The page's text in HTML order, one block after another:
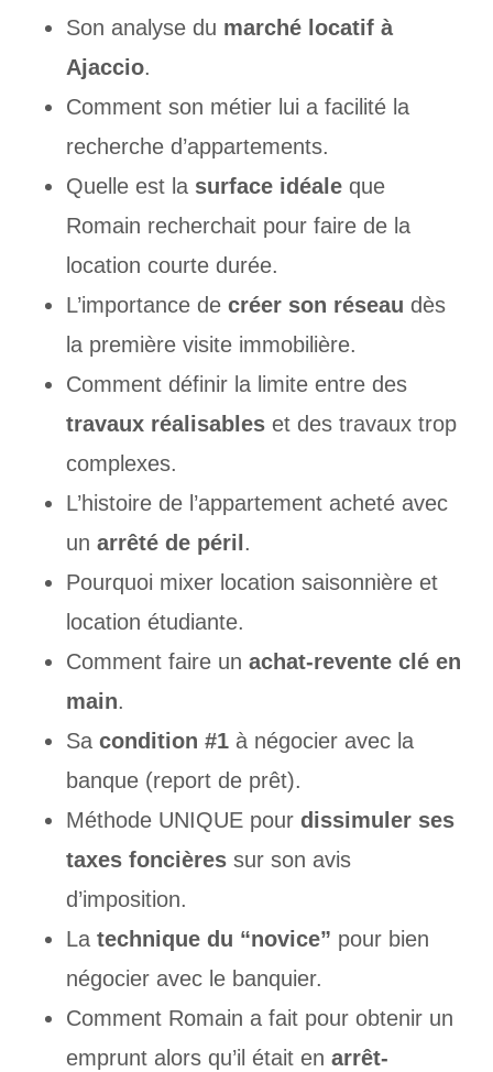
Son analyse du marché locatif à
Ajaccio.
Comment son métier lui a facilité la
recherche d’appartements.
Quelle est lasurface idéaleque
Romain recherchait pour faire de la
location courte durée.
L’importance de créer son réseau dès
la première visite immobilière.
Comment définir la limite entre des
travaux réalisableset des travaux trop
complexes.
L’histoire de l’appartement acheté avec
un arrêté de péril .
Pourquoi mixer location saisonnière et
location étudiante.
Comment faire un achat-revente clé en
main.
Sa condition #1à négocier avec la
banque (report de prêt).
Méthode UNIQUE pour dissimuler ses
taxes foncièressur son avis
d’imposition.
Latechnique du “novice” pour bien
négocier avec le banquier.
Comment Romain a fait pour obtenir un
emprunt alors qu’il était en arrêt-